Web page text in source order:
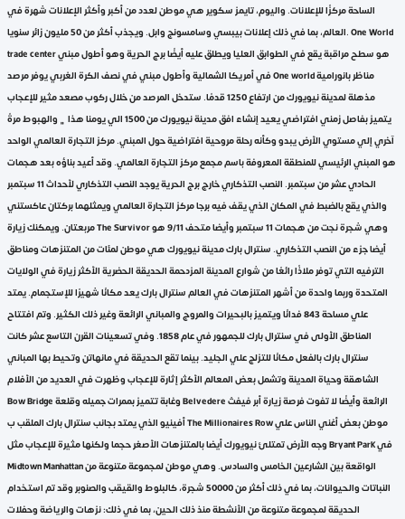
الساحة مركزًا للإعلانات. واليوم، تايمز سكوير هي موطن لعدد من أكبر وأكثر الإعلانات شهرة في
العالم، بما في ذلك إعلانات بيبسي وسامسونج وابل. ويجذب أكثر من 50 مليون زائر سنويا. One World
trade center هو سطح مراقبة يقع في الطوابق العليا ويطلق عليه أيضًا برج الحرية وهو أطول مبني
في أمريكا الشمالية وأطول مبني في نصف الكرة الغربي يوفر مرصد One world مناظر بانورامية
مذهلة لمدينة نيويورك من ارتفاع 1250 قدمًا. ستدخل المرصد من خلال ركوب مصعد مثير للإعجاب
يتميز بفاصل زمني افتراضي يعيد إنشاء افق مدينة نيويورك من 1500 الي يومنا هذا﮼ والهبوط مرةً
آخري إلي مستوي الأرض يبدو وكأنه رحلة مروحية افتراضية حول المبني. مركز التجارة العالمي الواحد
هو المبني الرئيسي للمنطقة المعروفة باسم مجمع مركز التجارة العالمي. وقد أعيد بناؤه بعد هجمات
الحادي عشر من سبتمبر. النصب التذكاري خارج برج الحرية يوجد النصب التذكاري لأحداث 11 سبتمبر
والذي يقع بالضبط في المكان الذي يقف فيه برجا مركز التجارة العالمي ويمثلهما بركتان عاكستني
مربعتان. ويمكنك زيارة The Survivor وهي شجرة نجت من هجمات 11 سبتمبر وأيضا متحف 9/11 هو
أيضا جزء من النصب التذكاري. سنترال بارك مدينة نيويورك هي موطن لمئات من المتنزهات ومناطق
الترفيه التي توفر ملاذًا رائعًا من شوارع المدينة المزدحمة الحديقة الحضرية الأكثر زيارة في الولايات
المتحدة وربما واحدة من أشهر المتنزهات في العالم سنترال بارك يعد مكانًا شهيرًا للإستجمام. يمتد
علي مساحة 843 فدانًا ويتميز بالبحيرات والمروج والمباني الرائعة وغير ذلك الكثير. وتم افتتاح
المناطق الأولى في سنترال بارك للجمهور في عام 1858. وفي تسعينات القرن التاسع عشر كانت
سنترال بارك بالفعل مكانًا للتزلج علي الجليد. بينما تقع الحديقة في مانهاتن وتحيط بها المباني
الشاهقة وحياة المدينة وتشمل بعض المعالم الأكثر إثارة للإعجاب وظهرت في العديد من الأفلام
Bow Bridge وغابة تتميز بممرات جميله وقلعة Belvedere الرائعة وأيضًا لا تفوت فرصة زيارة أبر فيفث
أفينيو الذي يمتد بجانب سنترال بارك الملقب ب The Millionaires Row موطن بعض أغني الناس علي
وجه الأرض تمتلئ نيويورك أيضا بالمتنزهات الأصغر حجما ولكنها مثيرة للإعجاب مثل Bryant Park في
Midtown Manhattan الواقعة بين الشارعين الخامس والسادس. وهي موطن لمجموعة متنوعة من
النباتات والحيوانات، بما في ذلك أكثر من 50000 شجرة، كالبلوط والقيقب والصنوبر وقد تم استخدام
الحديقة لمجموعة متنوعة من الأنشطة منذ ذلك الحين، بما في ذلك: نزهات والرياضة وحفلات